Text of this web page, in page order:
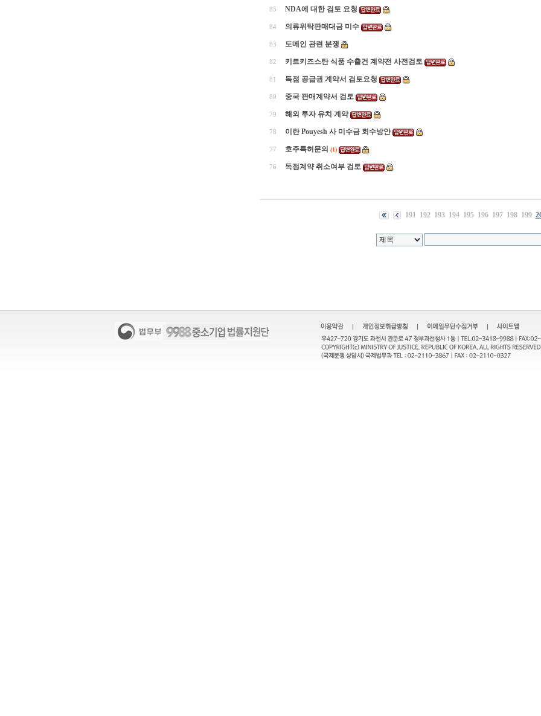
85 NDA에 대한 검토 요청
84 의류위탁판매대금 미수
83 도메인 관련 분쟁
82 키르키즈스탄 식품 수출건 계약전 사전검토
81 독점 공급권 계약서 검토요청
80 중국 판매계약서 검토
79 해외 투자 유치 계약
78 이란 Pouyesh 사 미수금 회수방안
77 호주특허문의 (1)
76 독점계약 취소여부 검토
191 192 193 194 195 196 197 198 199